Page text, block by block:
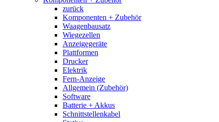
zurück
Komponenten + Zubehör
Waagenbausatz
Wiegezellen
Anzeigegeräte
Plattformen
Drucker
Elektrik
Fern-Anzeige
Allgemein (Zubehör)
Software
Batterie + Akkus
Schnittstellenkabel